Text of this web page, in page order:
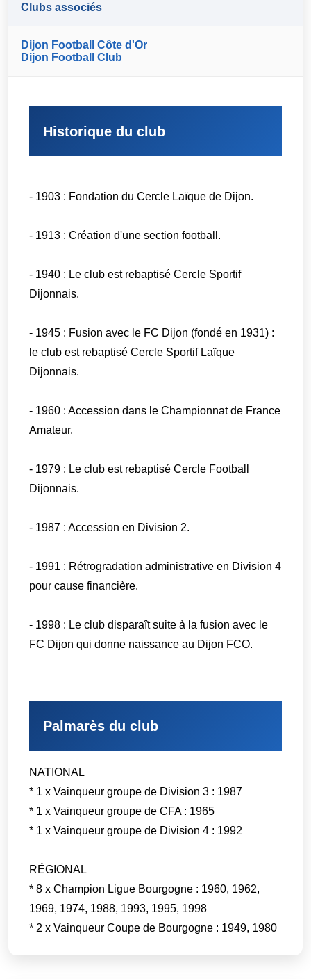
Clubs associés
Dijon Football Côte d'Or
Dijon Football Club
Historique du club
- 1903 : Fondation du Cercle Laïque de Dijon.
- 1913 : Création d'une section football.
- 1940 : Le club est rebaptisé Cercle Sportif
Dijonnais.
- 1945 : Fusion avec le FC Dijon (fondé en 1931) :
le club est rebaptisé Cercle Sportif Laïque
Dijonnais.
- 1960 : Accession dans le Championnat de France
Amateur.
- 1979 : Le club est rebaptisé Cercle Football
Dijonnais.
- 1987 : Accession en Division 2.
- 1991 : Rétrogradation administrative en Division 4
pour cause financière.
- 1998 : Le club disparaît suite à la fusion avec le
FC Dijon qui donne naissance au Dijon FCO.
Palmarès du club
NATIONAL
* 1 x Vainqueur groupe de Division 3 : 1987
* 1 x Vainqueur groupe de CFA : 1965
* 1 x Vainqueur groupe de Division 4 : 1992
RÉGIONAL
* 8 x Champion Ligue Bourgogne : 1960, 1962,
1969, 1974, 1988, 1993, 1995, 1998
* 2 x Vainqueur Coupe de Bourgogne : 1949, 1980